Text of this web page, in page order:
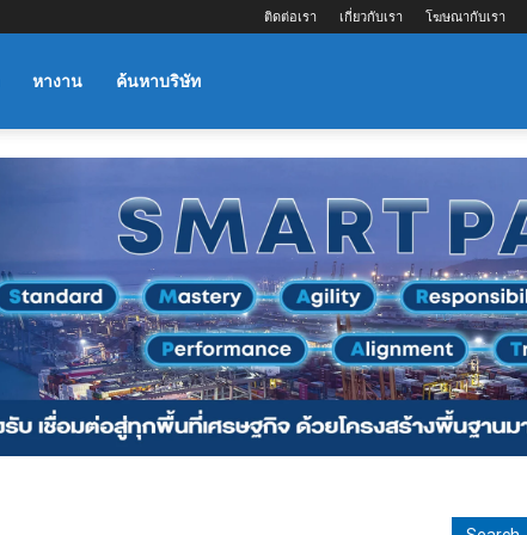
ติดต่อเรา เกี่ยวกับเรา โฆษณากับเรา
หางาน ค้นหาบริษัท